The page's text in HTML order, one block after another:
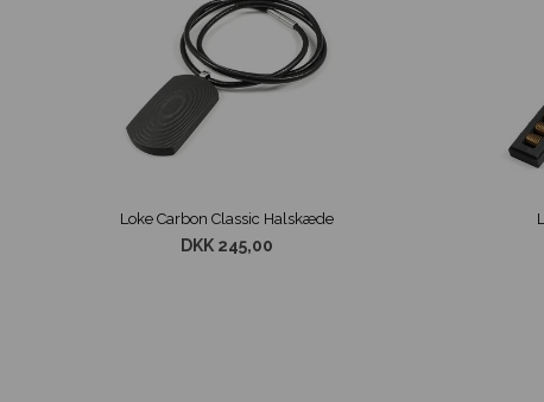
Loke Carbon Classic Halskæde
DKK 245,00